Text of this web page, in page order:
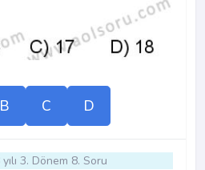
B C D
3. Dönem 8. Soru